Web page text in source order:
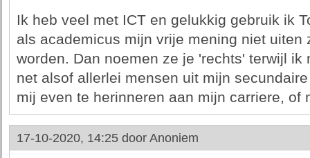
Ik heb veel met ICT en gelukkig gebruik ik
als academicus mijn vrije mening niet uiten
worden. Dan noemen ze je 'rechts' terwijl ik
net alsof allerlei mensen uit mijn
mij even te herinneren aan mijn carriere, of
17-10-2020, 14:25 door Anoniem